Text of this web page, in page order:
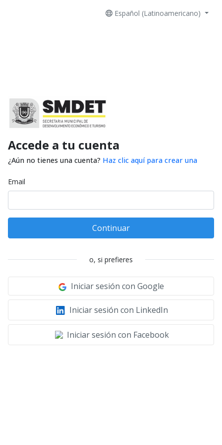
Español (Latinoamericano)
Accede a tu cuenta
¿Aún no tienes una cuenta? Haz clic aquí para crear una
Email
Continuar
o, si prefieres
Iniciar sesión con Google
Iniciar sesión con LinkedIn
Iniciar sesión con Facebook